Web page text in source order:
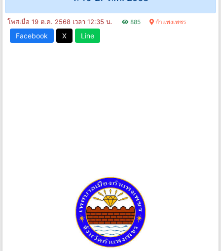
โพสเมื่อ 19 ต.ค. 2568 เวลา 12:35 น. 885 กำแพงเพชร
Facebook X Line